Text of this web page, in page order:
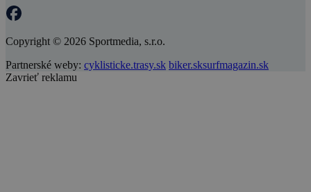
Copyright © 2026 Sportmedia, s.r.o.
Partnerské weby: cyklisticke.trasy.sk biker.sksurfmagazin.sk
Zavrieť reklamu